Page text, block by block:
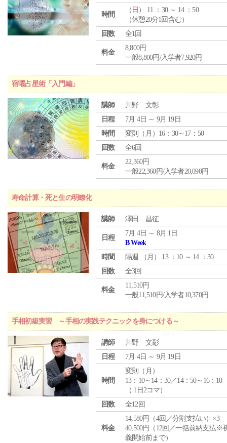
時間
（ 日 ） 11 ：30 ～ 14 ：50
（休憩20分1回含む）
回数
全1回
料金
8,800円
一般8,800円/入学者7,920円
宿曜占星術「入門編」
講師
川野 文彰
日程
7月 4日 ～ 9月 19日
時間
変則（月）16：30～17：50
回数
全6回
料金
22,360円
一般22,360円/入学者20,090円
寿命計算・死と生の明瞭化
講師 澤田 昌征
日程
7月 4日 ～ 8月 1日
B Week
時間
隔週 （ 月 ） 13 ：10 ～ 14 ：30
回数
全3回
料金
11,510円
一般11,510円/入学者10,370円
手相初級実習 ～手相の実践テクニックを身につける～
講師
川野 文彰
日程
7月 4日 ～ 9月 19日
時間
変則（月）
13：10～14：30／14：50～16：10
（ 1日2コマ）
回数
全12回
料金
14,580円（4回／分割支払い）×3
40,500円（12回／一括前納支払※
義開始前まで）